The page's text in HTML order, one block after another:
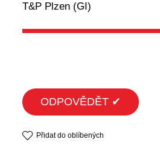
T&P Plzen (GI)
ODPOVĚDĚT ✔
Přidat do oblíbených